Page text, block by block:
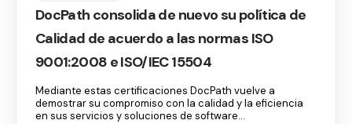
DocPath consolida de nuevo su política de
Calidad de acuerdo a las normas ISO
9001:2008 e ISO/IEC 15504
Mediante estas certificaciones DocPath vuelve a
demostrar su compromiso con la calidad y la eficiencia
en sus servicios y soluciones de software...